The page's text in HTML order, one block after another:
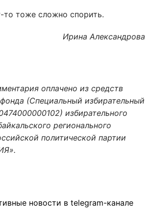
тоже сложно спорить.
Ирина Александрова
оплачено из средств
(Специальный избирательный
избирательного
регионального
политической партии
новости в telegram-канале